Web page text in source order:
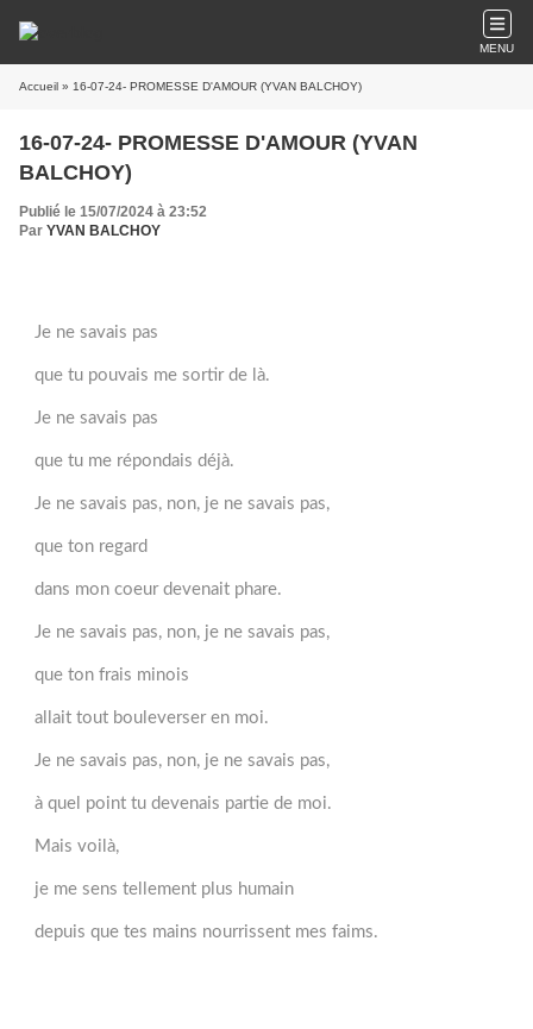
MENU
Accueil » 16-07-24- PROMESSE D'AMOUR (YVAN BALCHOY)
16-07-24- PROMESSE D'AMOUR (YVAN
BALCHOY)
Publié le 15/07/2024 à 23:52
Par YVAN BALCHOY
Je ne savais pas
que tu pouvais me sortir de là.
Je ne savais pas
que tu me répondais déjà.
Je ne savais pas, non, je ne savais pas,
que ton regard
dans mon coeur devenait phare.
Je ne savais pas, non, je ne savais pas,
que ton frais minois
allait tout bouleverser en moi.
Je ne savais pas, non, je ne savais pas,
à quel point tu devenais partie de moi.
Mais voilà,
je me sens tellement plus humain
depuis que tes mains nourrissent mes faims.